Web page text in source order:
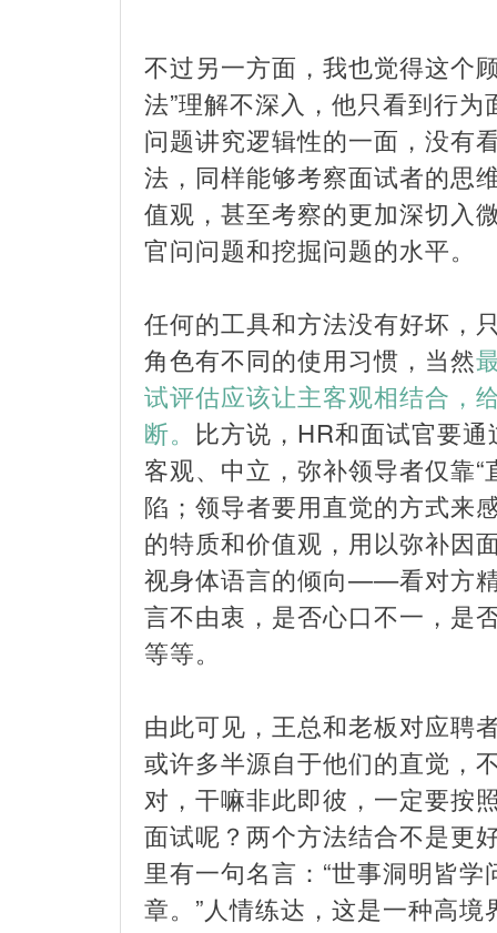
不过另一方面，我也觉得这个
法”理解不深入，他只看到行
问题讲究逻辑性的一面，没有
法，同样能够考察面试者的思
值观，甚至考察的更加深切入
官问问题和挖掘问题的水平。
任何的工具和方法没有好坏，
角色有不同的使用习惯，当然
试评估应该让主客观相结合，
断。 比方说，HR和面试官要
客观、中立，弥补领导者仅靠“
陷；领导者要用直觉的方式来
的特质和价值观，用以弥补因
视身体语言的倾向——看对方
言不由衷，是否心口不一，是
等等。
由此可见，王总和老板对应聘
或许多半源自于他们的直觉，
对，干嘛非此即彼，一定要按
面试呢？两个方法结合不是更
里有一句名言：“世事洞明皆
章。”人情练达，这是一种高境